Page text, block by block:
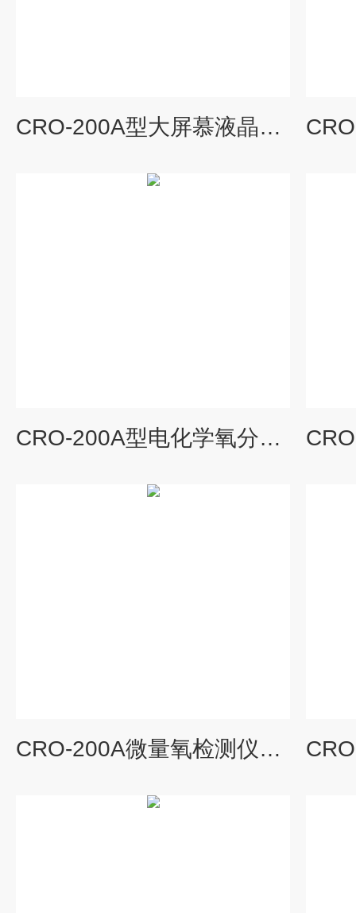
CRO-200A型大屏慕液晶显示电化学氧分析仪固定式生产厂家
CRO-200A型电化学氧分析仪生产厂家
CRO-200A微量氧检测仪热销山东微量氧分析仪检测仪